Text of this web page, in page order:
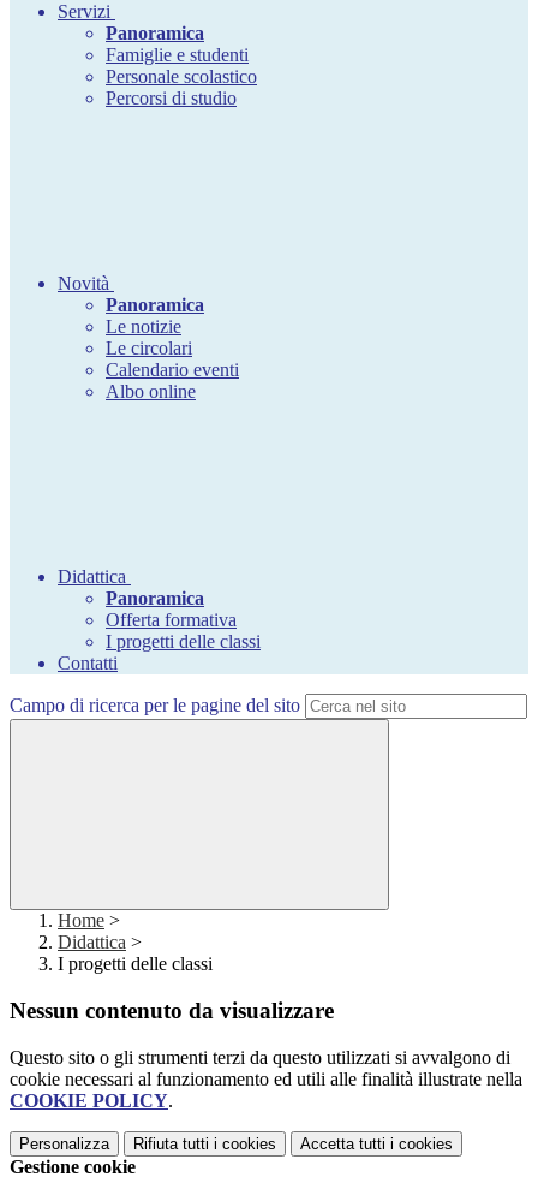
Servizi
Panoramica
Famiglie e studenti
Personale scolastico
Percorsi di studio
Novità
Panoramica
Le notizie
Le circolari
Calendario eventi
Albo online
Didattica
Panoramica
Offerta formativa
I progetti delle classi
Contatti
Campo di ricerca per le pagine del sito
Home >
Didattica >
I progetti delle classi
Nessun contenuto da visualizzare
Questo sito o gli strumenti terzi da questo utilizzati si avvalgono di
cookie necessari al funzionamento ed utili alle finalità illustrate nella
COOKIE POLICY.
Personalizza Rifiuta tutti i cookies Accetta tutti i cookies
Gestione cookie